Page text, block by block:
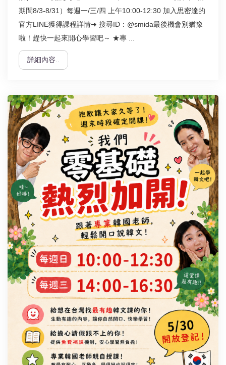
期間8/3-8/31）每週一/三/四 上午10:00-12:30 加入思密達的
官方LINE獲得課程詳情➜ 搜尋ID：@smida最後機會別猶豫
啦！趕快一起來開心學習吧～ ★專 ...
詳細內容..